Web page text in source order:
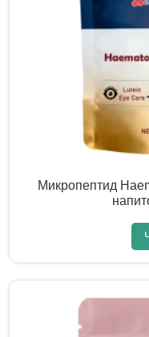
Микропептид